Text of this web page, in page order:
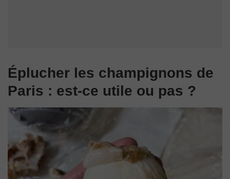
Éplucher les champignons de
Paris : est-ce utile ou pas ?